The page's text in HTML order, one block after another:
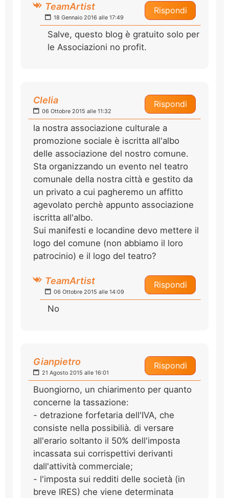
Rispondi
TeamArtist
18 Gennaio 2016 alle 17:49
Salve, questo blog è gratuito solo per
le Associazioni no profit.
Rispondi
Clelia
06 Ottobre 2015 alle 11:32
la nostra associazione culturale a
promozione sociale è iscritta all'albo
delle associazione del nostro comune.
Sta organizzando un evento nel teatro
comunale della nostra città e gestito da
un privato a cui pagheremo un affitto
agevolato perchè appunto associazione
iscritta all'albo.
Sui manifesti e locandine devo mettere il
logo del comune (non abbiamo il loro
patrocinio) e il logo del teatro?
Rispondi
TeamArtist
06 Ottobre 2015 alle 14:09
No
Rispondi
Gianpietro
21 Agosto 2015 alle 16:01
Buongiorno, un chiarimento per quanto
concerne la tassazione:
- detrazione forfetaria dell'IVA, che
consiste nella possibilià. di versare
all'erario soltanto il 50% dell'imposta
incassata sui corrispettivi derivanti
dall'attività commerciale;
- l'imposta sui redditi delle società (in
breve IRES) che viene determinata